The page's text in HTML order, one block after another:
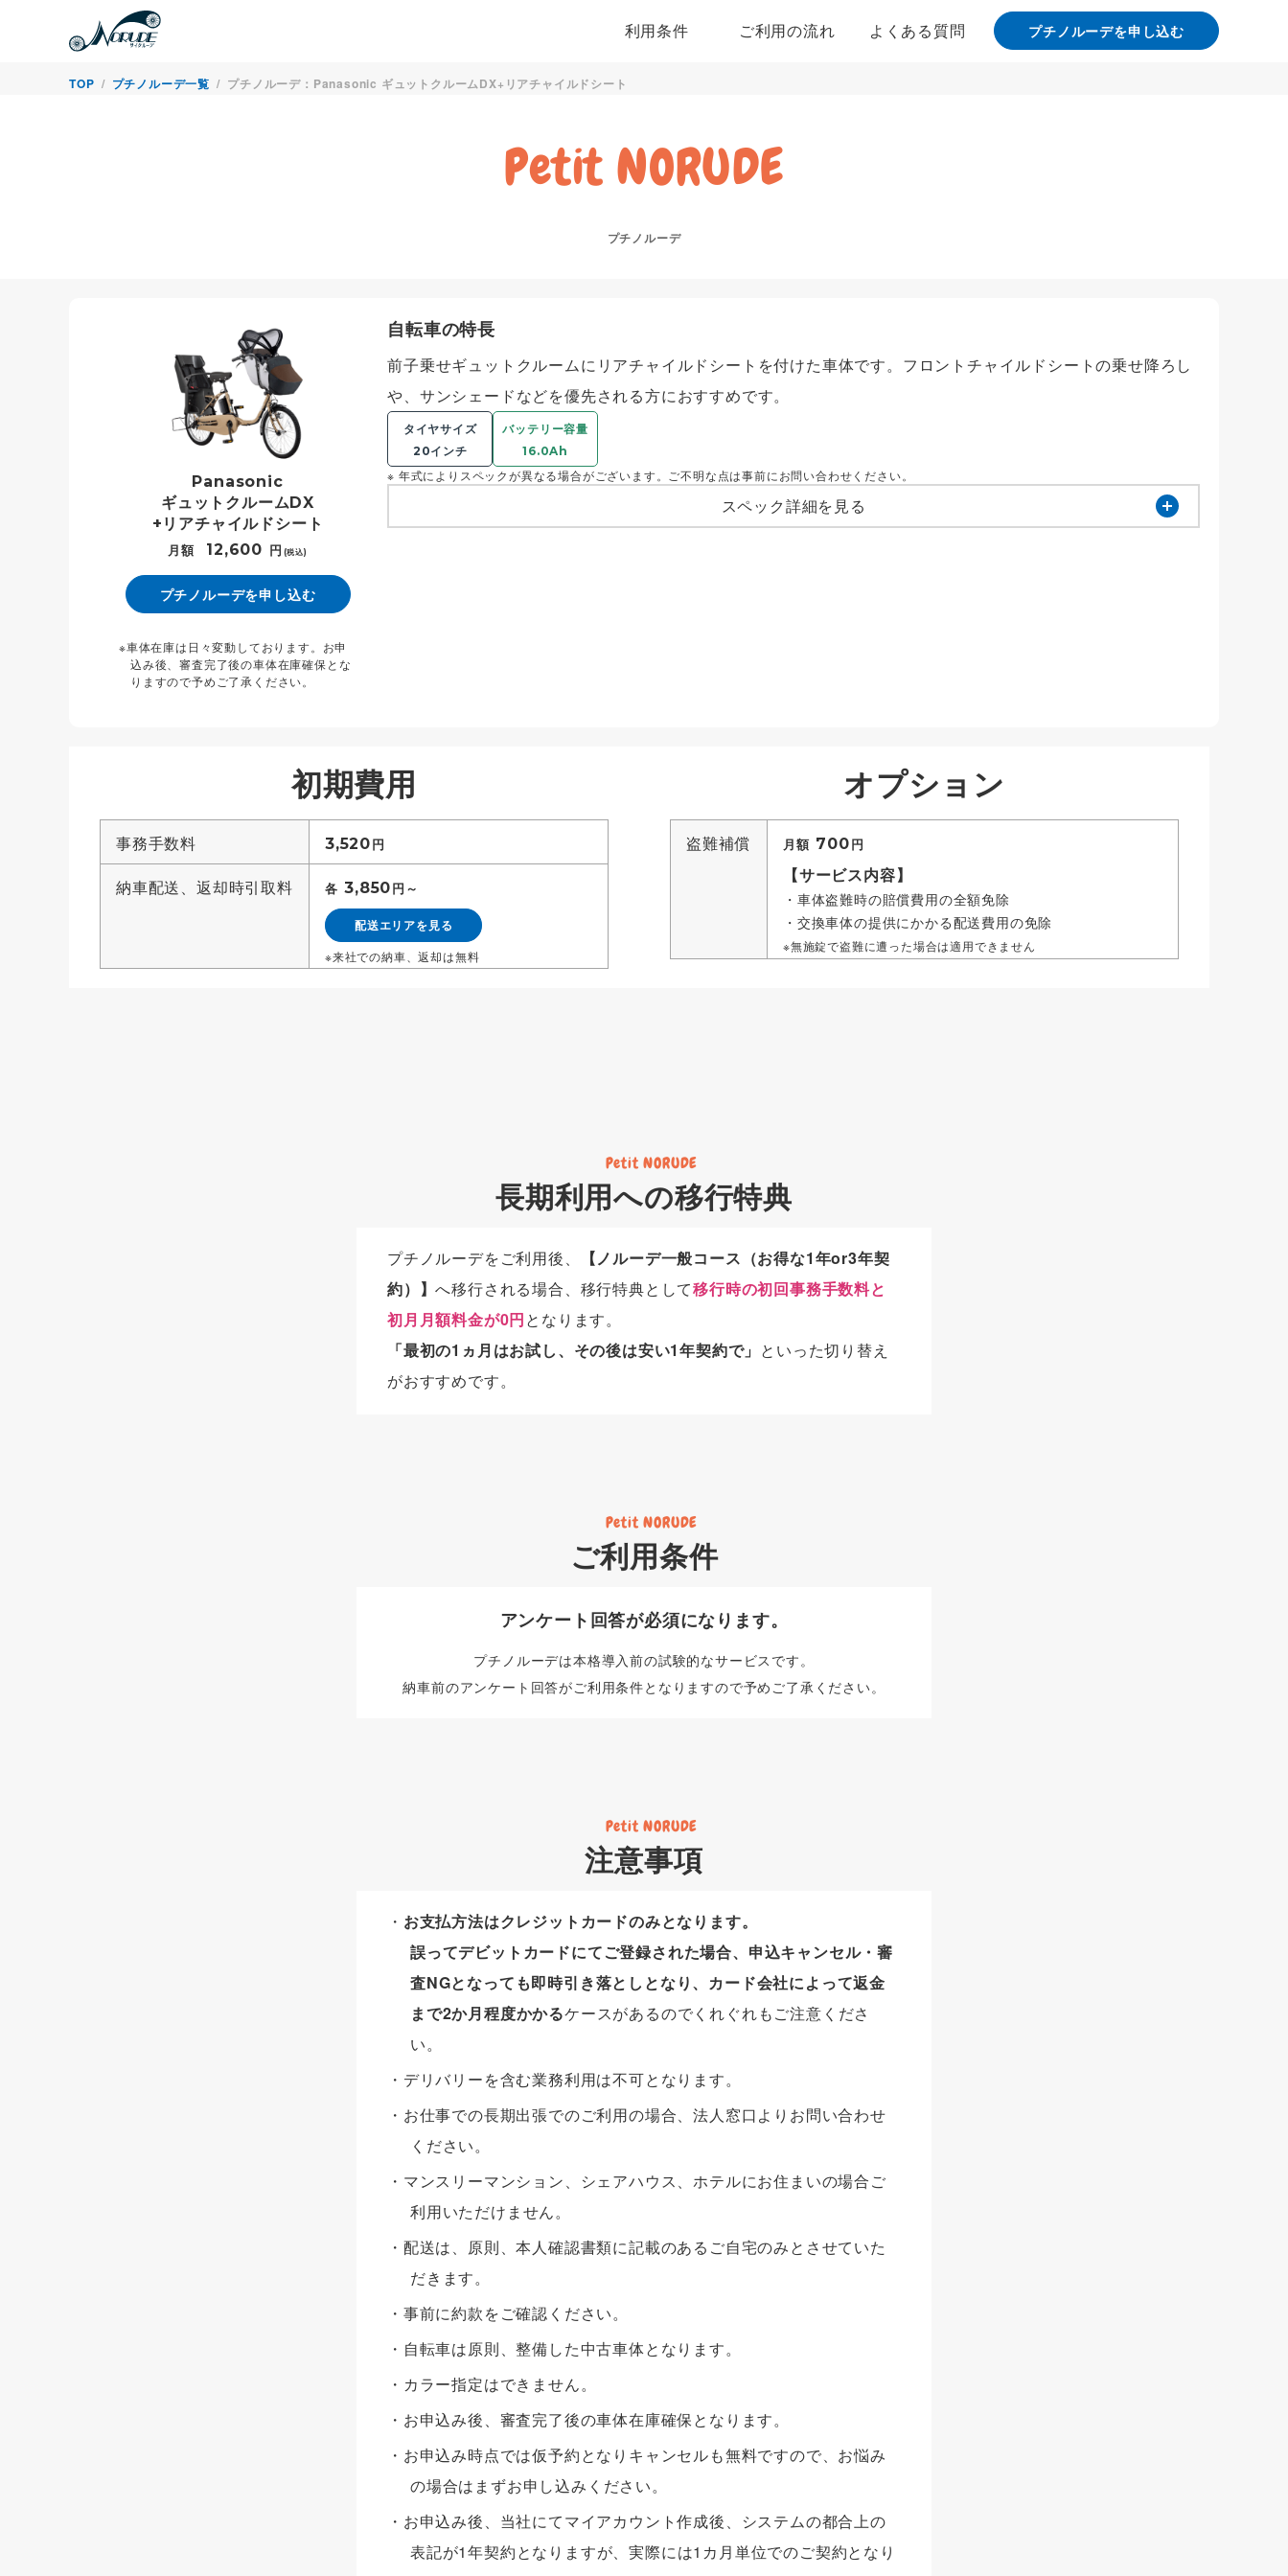
利用条件 ご利用の流れ よくある質問 プチノルーデを申し込む
TOP プチノルーデ一覧 プチノルーデ：Panasonic ギュットクルームDX+リアチャイルドシート
Petit NORUDE
プチノルーデ
Panasonic
ギュットクルームDX
+リアチャイルドシート
月額 12,600 円 (税込)
プチノルーデを申し込む
車体在庫は日々変動しております。お申
込み後、審査完了後の車体在庫確保とな
りますので予めご了承ください。
自転車の特長
前子乗せギュットクルームにリアチャイルドシートを付けた車体です。フロントチャイルドシートの乗せ降ろし
や、サンシェードなどを優先される方におすすめです。
タイヤサイズ
20インチ
バッテリー容量
16.0Ah
年式によりスペックが異なる場合がございます。ご不明な点は事前にお問い合わせください。
スペック詳細を見る
初期費用
事務手数料 3,520 円
納車配送、返却時引取料 各 3,850 円～
配送エリアを見る
来社での納車、返却は無料
オプション
盗難補償 月額 700 円
【サービス内容】
車体盗難時の賠償費用の全額免除
交換車体の提供にかかる配送費用の免除
無施錠で盗難に遭った場合は適用できません
Petit NORUDE
長期利用への移行特典
プチノルーデをご利用後、
【ノルーデ一般コース（お得な1年or3年契
約）】へ移行される場合、移行特典として移行時の初回事務手数料と
初月月額料金が0円となります。
「最初の1ヵ月はお試し、その後は安い1年契約で」 といった切り替え
がおすすめです。
Petit NORUDE
ご利用条件
アンケート回答が必須になります。
プチノルーデは本格導入前の試験的なサービスです。
納車前のアンケート回答がご利用条件となりますので予めご了承ください。
Petit NORUDE
注意事項
お支払方法はクレジットカードのみとなります。
誤ってデビットカードにてご登録された場合、申込キャンセル・審
査NGとなっても即時引き落としとなり、カード会社によって返金
まで2か月程度かかるケースがあるのでくれぐれもご注意くださ
い。
デリバリーを含む業務利用は不可となります。
お仕事での長期出張でのご利用の場合、法人窓口よりお問い合わせ
ください。
マンスリーマンション、シェアハウス、ホテルにお住まいの場合ご
利用いただけません。
配送は、原則、本人確認書類に記載のあるご自宅のみとさせていた
だきます。
事前に約款をご確認ください。
自転車は原則、整備した中古車体となります。
カラー指定はできません。
お申込み後、審査完了後の車体在庫確保となります。
お申込み時点では仮予約となりキャンセルも無料ですので、お悩み
の場合はまずお申し込みください。
お申込み後、当社にてマイアカウント作成後、システムの都合上の
表記が1年契約となりますが、実際には1カ月単位でのご契約となり